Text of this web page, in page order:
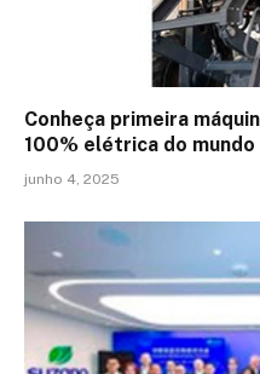
Conheça primeira
100% elétrica do mundo
junho 4, 2025